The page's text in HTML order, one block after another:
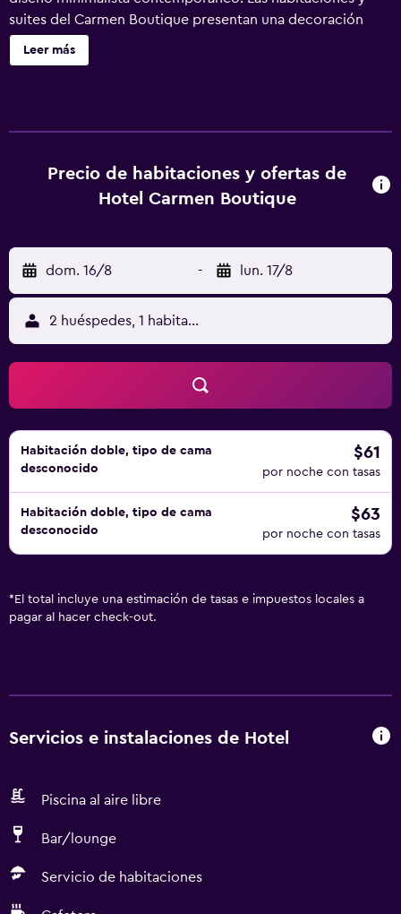
suites del Carmen Boutique presentan una decoración
elegante y cuentan con suelo de madera de calidad,
detalles metálicos, baño de piedra y muebles
Boutique cuenta con piscina. Los huéspedes pueden
relajarse en las tumbonas de la piscina. Todas las
información turística y puede ayudar a los huéspedes a
organizar su estancia en Andalucía.
Leer más
Precio de habitaciones y ofertas de
Hotel Carmen Boutique
dom. 16/8 - lun. 17/8
2 huéspedes, 1 habitación
Habitación doble, tipo de cama
desconocido
$61
por noche con tasas
Habitación doble, tipo de cama
desconocido
$63
por noche con tasas
* El total incluye una estimación de tasas e impuestos locales a
pagar al hacer check-out.
Servicios e instalaciones de Hotel
Piscina al aire libre
Bar/lounge
Servicio de habitaciones